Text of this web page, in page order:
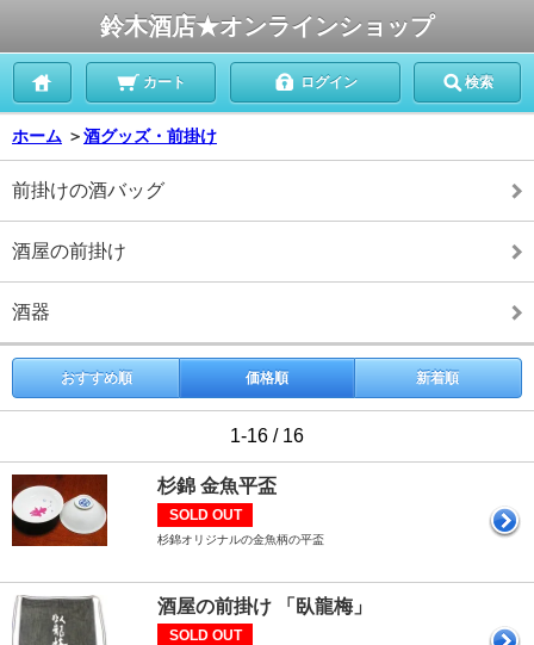
鈴木酒店★オンラインショップ
カート ログイン 検索
ホーム ＞酒グッズ・前掛け
前掛けの酒バッグ
酒屋の前掛け
酒器
おすすめ順 価格順 新着順
1-16 / 16
杉錦 金魚平盃
SOLD OUT
杉錦オリジナルの金魚柄の平盃
酒屋の前掛け 「臥龍梅」
SOLD OUT